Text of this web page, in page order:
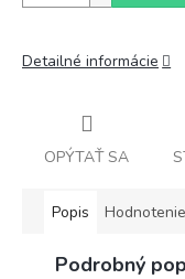
Detailné informácie
OPÝTAŤ SA
Popis
Podrobný